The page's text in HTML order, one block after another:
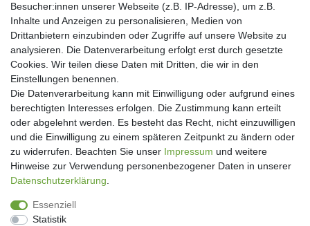
Newsletter
Newsletter
Hiermit bestätige ich, dass ich die
Besucher:innen unserer Webseite (z.B. IP-Adresse), um z.B.
Inhalte und Anzeigen zu personalisieren, Medien von
Drittanbietern einzubinden oder Zugriffe auf unsere Website zu
analysieren. Die Datenverarbeitung erfolgt erst durch gesetzte
Cookies. Wir teilen diese Daten mit Dritten, die wir in den
Einstellungen benennen.
Die Datenverarbeitung kann mit Einwilligung oder aufgrund eines
berechtigten Interesses erfolgen. Die Zustimmung kann erteilt
oder abgelehnt werden. Es besteht das Recht, nicht einzuwilligen
und die Einwilligung zu einem späteren Zeitpunkt zu ändern oder
zu widerrufen. Beachten Sie unser Impressum und weitere
Hinweise zur Verwendung personenbezogener Daten in unserer
Daten­schutz­erklärung
Essenziell
Statistik